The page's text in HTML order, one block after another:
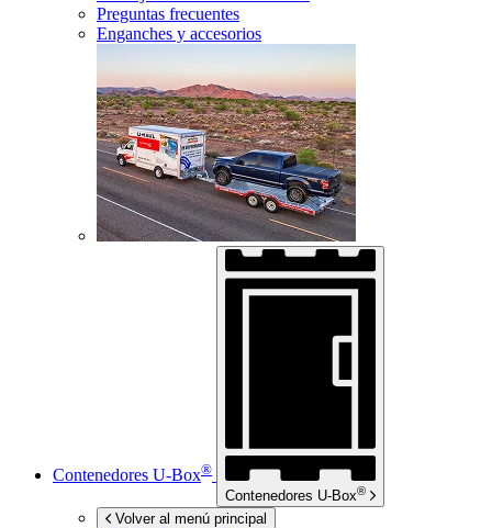
Preguntas frecuentes
Enganches y accesorios
Contenedores U-Box®
Contenedores U-Box®
Volver al menú principal